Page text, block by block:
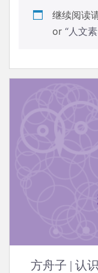
继续阅读
or “人文
方舟子 | 认